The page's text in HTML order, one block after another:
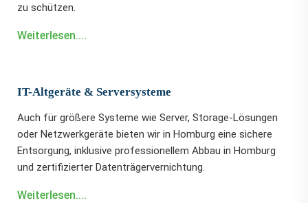
zu schützen.
Weiterlesen....
IT-Altgeräte & Serversysteme
Auch für größere Systeme wie Server, Storage-Lösungen
oder Netzwerkgeräte bieten wir in Homburg eine sichere
Entsorgung, inklusive professionellem Abbau in Homburg
und zertifizierter Datenträgervernichtung.
Weiterlesen....